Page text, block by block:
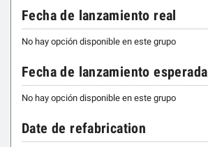
Fecha de lanzamiento real
No hay opción disponible en este grupo
Fecha de lanzamiento esperada
No hay opción disponible en este grupo
Date de refabrication